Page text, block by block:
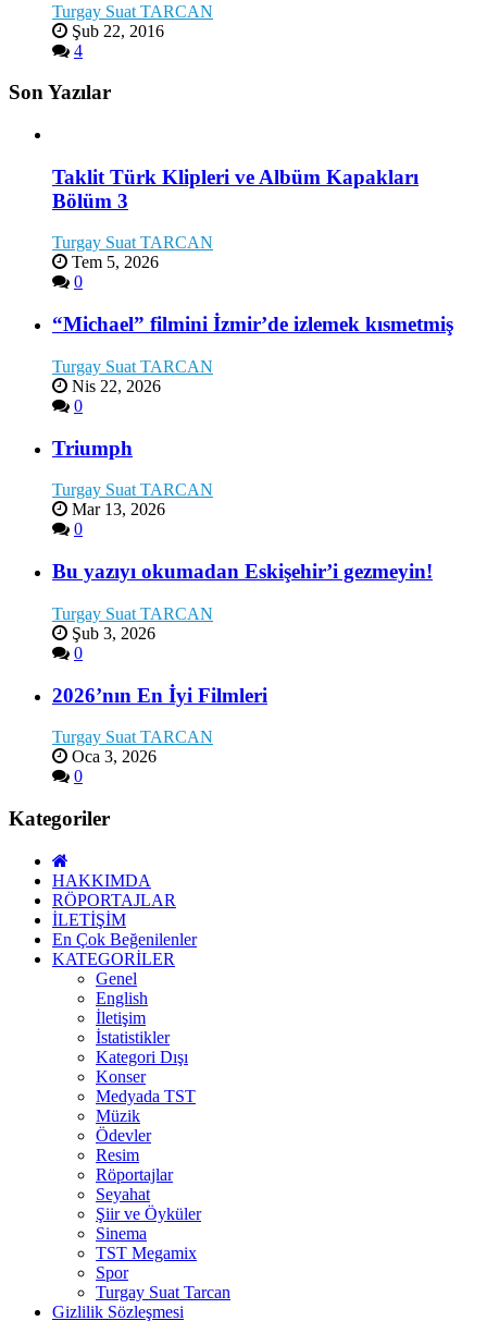
Turgay Suat TARCAN
Şub 22, 2016
4
Son Yazılar
Taklit Türk Klipleri ve Albüm Kapakları
Bölüm 3
Turgay Suat TARCAN
Tem 5, 2026
0
“Michael” filmini İzmir’de izlemek kısmetmiş
Turgay Suat TARCAN
Nis 22, 2026
0
Triumph
Turgay Suat TARCAN
Mar 13, 2026
0
Bu yazıyı okumadan Eskişehir’i gezmeyin!
Turgay Suat TARCAN
Şub 3, 2026
0
2026’nın En İyi Filmleri
Turgay Suat TARCAN
Oca 3, 2026
0
Kategoriler
HAKKIMDA
RÖPORTAJLAR
İLETİŞİM
En Çok Beğenilenler
KATEGORİLER
Genel
English
İletişim
İstatistikler
Kategori Dışı
Konser
Medyada TST
Müzik
Ödevler
Resim
Röportajlar
Seyahat
Şiir ve Öyküler
Sinema
TST Megamix
Spor
Turgay Suat Tarcan
Gizlilik Sözleşmesi